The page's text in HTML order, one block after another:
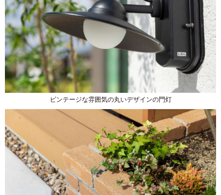
ビンテージな雰囲気の丸いデザインの門灯